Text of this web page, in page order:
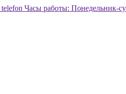
Часы работы: Понедельник-